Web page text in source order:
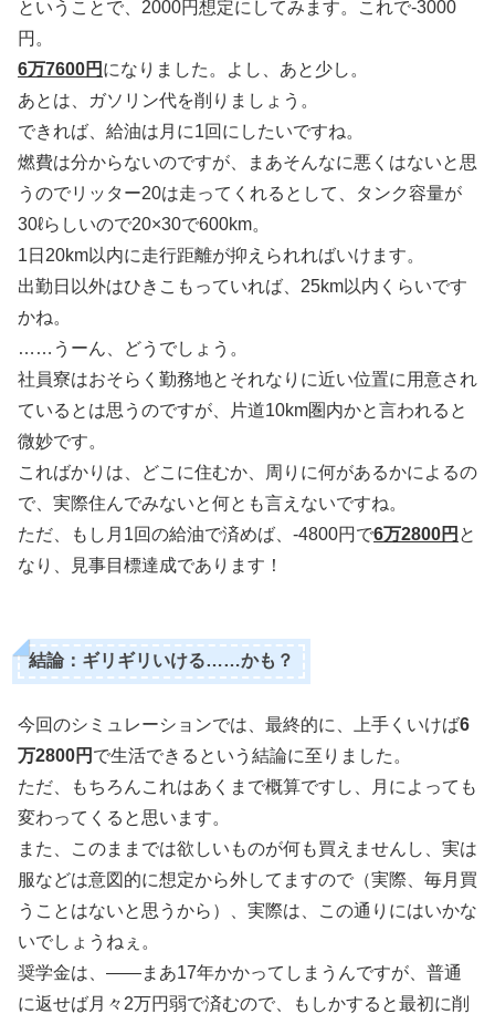
ということで、2000円想定にしてみます。これで-3000
円。
6万7600円 になりました。よし、あと少し。
あとは、ガソリン代を削りましょう。
できれば、給油は月に1回にしたいですね。
燃費は分からないのですが、まあそんなに悪くはないと思
うのでリッター20は走ってくれるとして、タンク容量が
30ℓらしいので20×30で600km。
1日20km以内に走行距離が抑えられればいけます。
出勤日以外はひきこもっていれば、25km以内くらいです
かね。
……うーん、どうでしょう。
社員寮はおそらく勤務地とそれなりに近い位置に用意され
ているとは思うのですが、片道10km圏内かと言われると
微妙です。
こればかりは、どこに住むか、周りに何があるかによるの
で、実際住んでみないと何とも言えないですね。
ただ、もし月1回の給油で済めば、-4800円で6万2800円 と
なり、見事目標達成であります！
結論：ギリギリいける……かも？
今回のシミュレーションでは、最終的に、上手くいけば6
万2800円 で生活できるという結論に至りました。
ただ、もちろんこれはあくまで概算ですし、月によっても
変わってくると思います。
また、このままでは欲しいものが何も買えませんし、実は
服などは意図的に想定から外してますので（実際、毎月買
うことはないと思うから）、実際は、この通りにはいかな
いでしょうねぇ。
奨学金は、――まあ17年かかってしまうんですが、普通
に返せば月々2万円弱で済むので、もしかすると最初に削